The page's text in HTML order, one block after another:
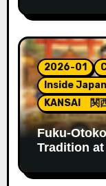
2026-01
Inside
KANSAI 関
Fuku-
Tradition